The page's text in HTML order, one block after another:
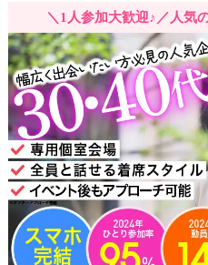
＼1人参加大歓迎♪／人気